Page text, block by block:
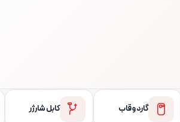
گارد و قاب کابل شارژر